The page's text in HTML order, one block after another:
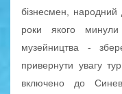
бізнесмен, народний
роки якого
музейництва -
привернути увагу
включено до